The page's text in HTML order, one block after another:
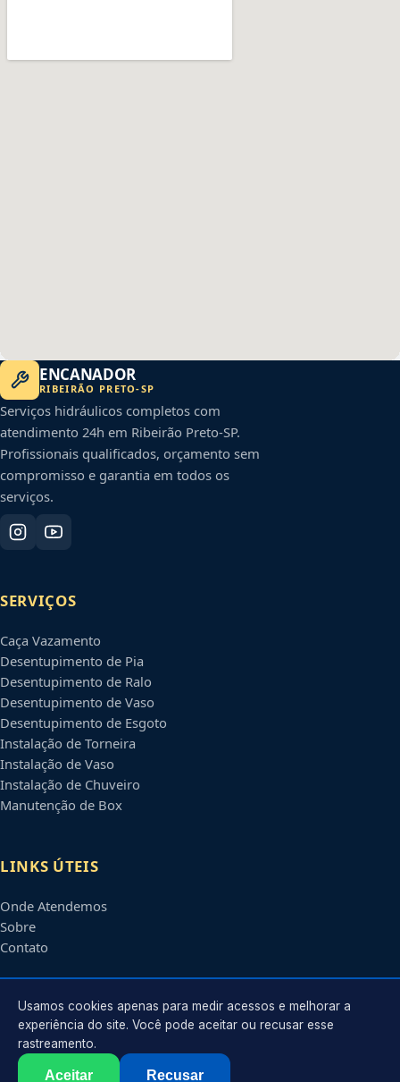
ENCANADOR
RIBEIRÃO PRETO-SP
Serviços hidráulicos completos com
atendimento 24h em Ribeirão Preto-SP.
Profissionais qualificados, orçamento sem
compromisso e garantia em todos os
serviços.
SERVIÇOS
Caça Vazamento
Desentupimento de Pia
Desentupimento de Ralo
Desentupimento de Vaso
Desentupimento de Esgoto
Instalação de Torneira
Instalação de Vaso
Instalação de Chuveiro
Manutenção de Box
LINKS ÚTEIS
Onde Atendemos
Sobre
Contato
CONTATO
Atendimento em
contato@encanadoresribeiraopreto.com.br
Usamos cookies apenas para medir acessos e melhorar a
experiência do site. Você pode aceitar ou recusar esse
rastreamento.
Aceitar Recusar